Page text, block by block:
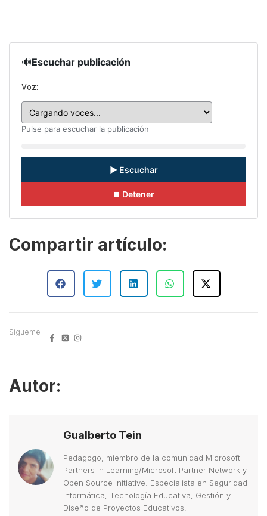
🔊Escuchar publicación
Voz:
Pulse para escuchar la publicación
▶ Escuchar
⏹ Detener
Compartir artículo:
Sígueme
Autor:
Gualberto Tein
Pedagogo, miembro de la comunidad Microsoft
Partners in Learning/Microsoft Partner Network y
Open Source Initiative. Especialista en Seguridad
Informática, Tecnología Educativa, Gestión y
Diseño de Proyectos Educativos.